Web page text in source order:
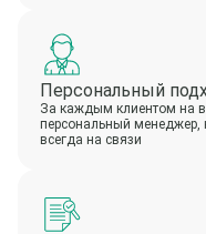
Персональный
За каждым клиентом на
персональный менеджер,
всегда на связи